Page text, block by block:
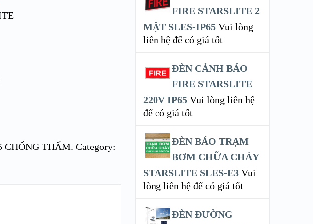
CHỐNG THẤM. Category:
FIRE STARSLITE 2
MẶT SLES-IP65 Vui lòng
liên hệ để có giá tốt
ĐÈN CẢNH BÁO
FIRE STARSLITE
220V IP65 Vui lòng liên hệ
để có giá tốt
ĐÈN BÁO TRẠM
BƠM CHỮA CHÁY
STARSLITE SLES-E3 Vui
lòng liên hệ để có giá tốt
ĐÈN ĐƯỜNG